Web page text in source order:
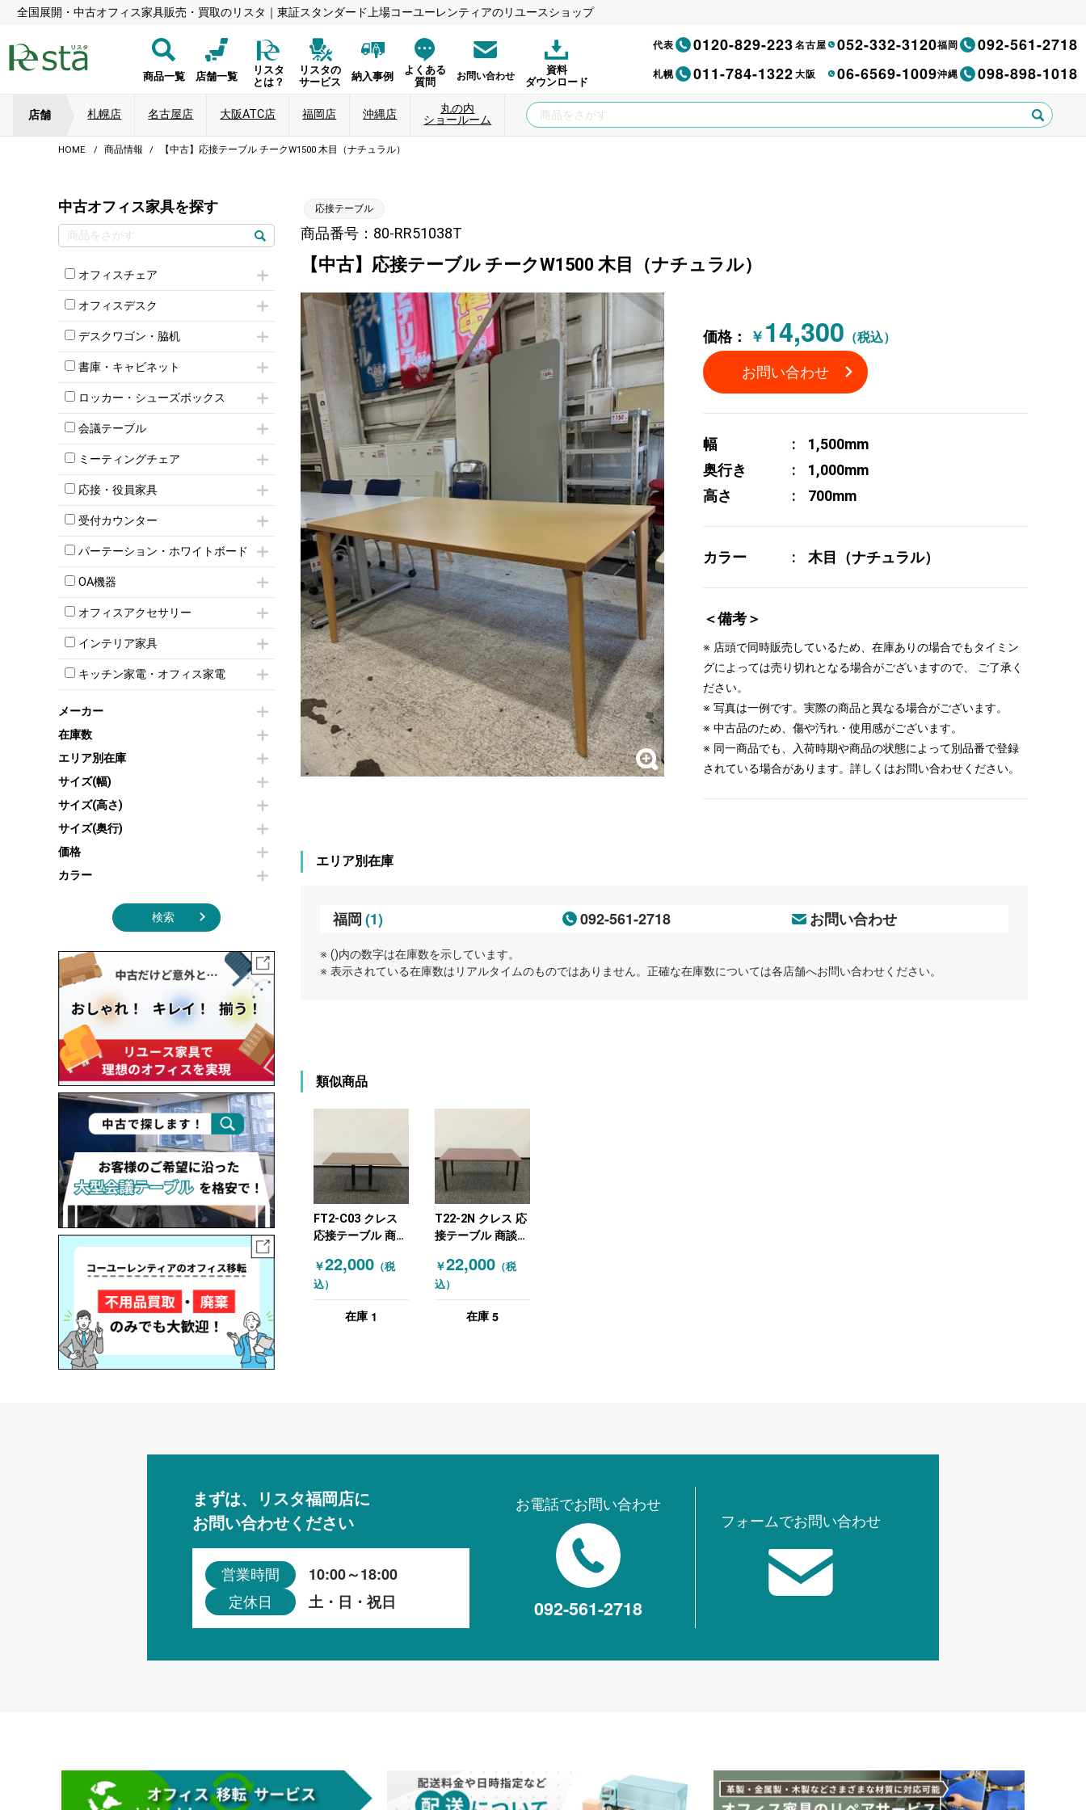
全国展開・中古オフィス家具販売・買取のリスタ｜東証スタンダード上場コーユーレンティアのリユースショップ
商品一覧 店舗一覧
リスタ
とは？
リスタの
サービス
納入事例
よくある
質問
お問い合わせ
資料
ダウンロード
代表 0120-829-223名古屋 052-332-3120福岡 092-561-2718
札幌 011-784-1322大阪 06-6569-1009沖縄 098-898-1018
店舗 札幌店 名古屋店 大阪ATC店 福岡店 沖縄店
丸の内
ショールーム
HOME 商品情報 【中古】応接テーブル チークW1500 木目（ナチュラル）
中古オフィス家具を探す
オフィスチェア
肘付きチェア
肘無しチェア
役員チェア
オフィスチェアその他
オフィスデスク
片袖机
フリーアドレスデスク（ベンチデスク）
昇降デスク
両袖机
デスクワゴン・脇机
インワゴン2段
インワゴン3段
脇机
書庫・キャビネット
ハイキャビネット
ローキャビネット
両開きキャビネット
上下連結キャビネット
軽量ラック（スチールラック）
収納家具その他
オープン書庫
両開書庫
引き違い書庫
ロッカー・シューズボックス
1人用ロッカー
2人用ロッカー
3人用ロッカー
5人用ロッカー
8人用ロッカー
多人数ロッカー
シリンダー錠ロッカー
ダイヤル錠ロッカー
ボタン錠ロッカー
シューズロッカー・下駄箱
ロッカーその他
会議テーブル
ミーティングテーブル
スタッキングテーブル
ネスティングテーブル
カウンターテーブル
T字脚テーブル
会議テーブルW1200～
会議テーブルW1800～
折りたたみ会議テーブル
ハイテーブル
ミーティングチェア
キャスター付きミーティングチェア
スタッキングミーティングチェア
テーブル付きミーティングチェア
折りたたみミーティングチェア
ハイチェア
ミーティングチェアその他
応接・役員家具
応接セット
応接ソファ
応接チェア
応接・役員家具その他
受付カウンター
ハイカウンター
ローカウンター
ラウンジカウンター
パーテーション・ホワイトボード
パーテーション
自立タイプパーテーション
パーテーションその他
壁掛けホワイトボード
ホワイトボードその他
OA機器
iPad
電話機（ビジネスフォン）
シュレッダー
スクリーン
プリンター・コピー機
オフィスアクセサリー
チェア用台車
演台・講演台・演説台
防音パネル
コートハンガー・ポールハンガー
傘立て
食器棚・キッチンキャビネット
オフィスアクセサリーその他
インテリア家具
モールドチェア
ダイニングチェア
カウンターテーブル
センターテーブル・サイドテーブル
カフェテーブル
ソファ
シェルフ
ダストボックス（ゴミ箱）
インテリア家具その他
キッチン家電・オフィス家電
冷蔵庫・洗濯機
空気清浄機・加湿器
電子レンジ
液晶テレビ・モニター類
エアコン
照明機器
季節家電
その他キッチン家電・オフィス家電
メーカー
在庫数
エリア別在庫
サイズ(幅)
サイズ(高さ)
サイズ(奥行)
価格
カラー
検索
応接テーブル
商品番号：80-RR51038T
【中古】応接テーブル チークW1500 木目（ナチュラル）
価格： ￥ 14,300 （税込）
お問い合わせ
幅
1,500mm
奥行き
1,000mm
高さ
700mm
カラー 木目（ナチュラル）
＜備考＞
※ 店頭で同時販売しているため、在庫ありの場合でもタイミン
グによっては売り切れとなる場合がございますので、 ご了承く
ださい。
※ 写真は一例です。実際の商品と異なる場合がございます。
※ 中古品のため、傷や汚れ・使用感がございます。
※ 同一商品でも、入荷時期や商品の状態によって別品番で登録
されている場合があります。詳しくはお問い合わせください。
エリア別在庫
福岡 (1) 092-561-2718 お問い合わせ
※ ()内の数字は在庫数を示しています。
※ 表示されている在庫数はリアルタイムのものではありません。正確な在庫数については各店舗へお問い合わせください。
類似商品
FT2-C03 クレス
応接テーブル 商談
￥22,000 （税
込）
在庫 1
T22-2N クレス 応
接テーブル 商談
￥22,000（税
込）
在庫 5
まずは、リスタ福岡店に
お問い合わせください
営業時間 10:00～18:00
定休日 土・日・祝日
お電話でお問い合わせ
092-561-2718
フォームでお問い合わせ